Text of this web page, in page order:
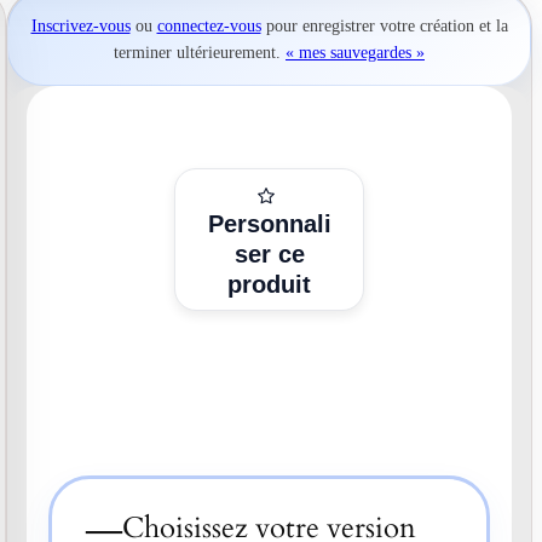
Inscrivez-vousou connectez-vouspour enregistrer votre création et la
terminer ultérieurement. « mes sauvegardes »
Personnali
ser ce
produit
—Choisissez votre version